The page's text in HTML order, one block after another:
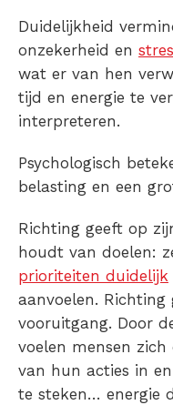
Duidelijkheid
onzekerheid en
wat er van hen
tijd en energie te
interpreteren.
Psychologisch
belasting en een
Richting geeft op
houdt van doelen:
prioriteiten duidelijk
aanvoelen. Richting
vooruitgang. Door
voelen mensen
van hun acties in
te steken… energie